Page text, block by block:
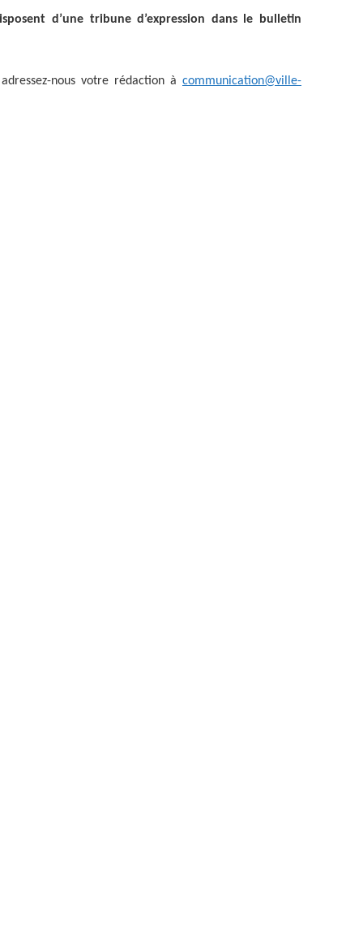
ROUTE
LA WANTZENAU
I. BISCHHEIM
d’une tribune d’expression dans le bulletin
nous votre rédaction à communication@ville-